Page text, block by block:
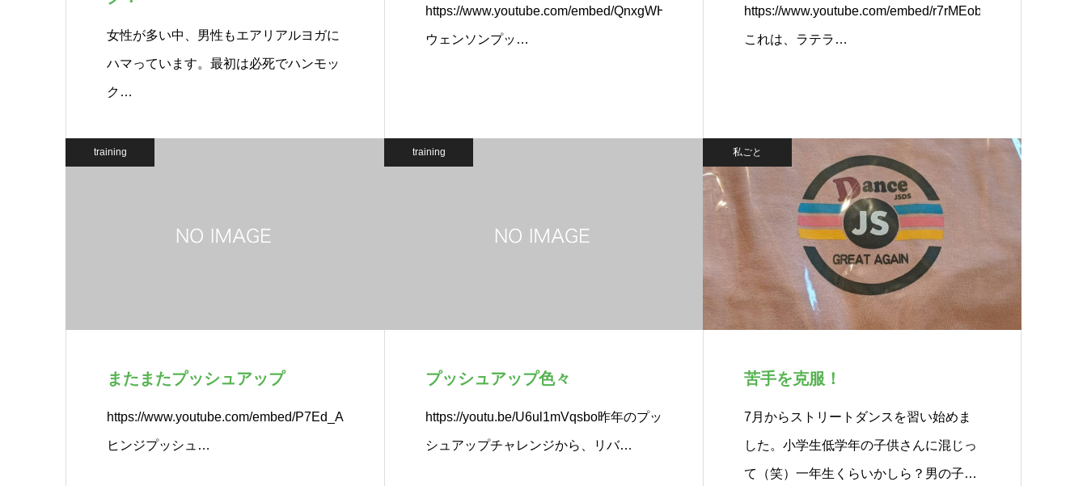
女性が多い中、男性もエアリアルヨガに
ハマっています。最初は必死でハンモッ
ク…
https://www.youtube.com/embed/QnxgWH3ptvs
ウェンソンプッ…
https://www.youtube.com/embed/r7rMEob9hXA
これは、ラテラ…
training
またまたプッシュアップ
https://www.youtube.com/embed/P7Ed_A7uqmg
ヒンジプッシュ…
training
プッシュアップ色々
https://youtu.be/U6ul1mVqsbo昨年のプッ
シュアップチャレンジから、リバ…
私ごと
苦手を克服！
7月からストリートダンスを習い始めま
した。小学生低学年の子供さんに混じっ
て（笑）一年生くらいかしら？男の子